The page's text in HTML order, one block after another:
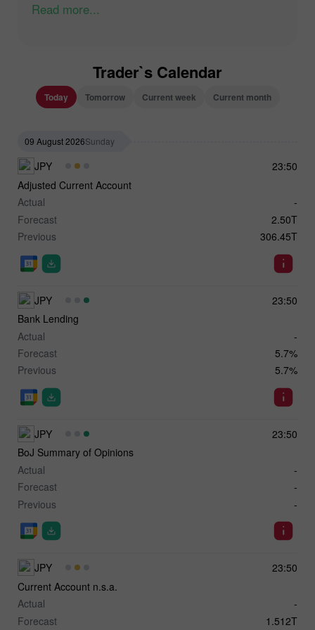
Read more...
Trader`s Calendar
Today Tomorrow Current week Current month
09 August 2026Sunday
23:50
JPY
Adjusted Current Account
Actual
-
Forecast
2.50T
Previous
306.45T
23:50
JPY
Bank Lending
Actual
-
Forecast
5.7%
Previous
5.7%
23:50
JPY
BoJ Summary of Opinions
Actual
-
Forecast
-
Previous
-
23:50
JPY
Current Account n.s.a.
Actual
-
Forecast
1.512T